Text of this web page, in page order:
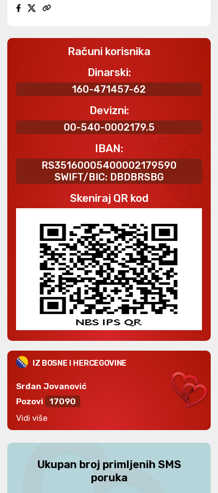
Računi korisnika
Dinarski:
160-471457-62
Devizni:
00-540-0002179.5
IBAN:
RS35160005400002179590
SWIFT/BIC: DBDBRSBG
Skeniraj QR kod
IZ BOSNE I HERCEGOVINE
Srđan Jovanović
Pozovi
17090
Vidi više
Ukupan broj primljenih SMS
poruka